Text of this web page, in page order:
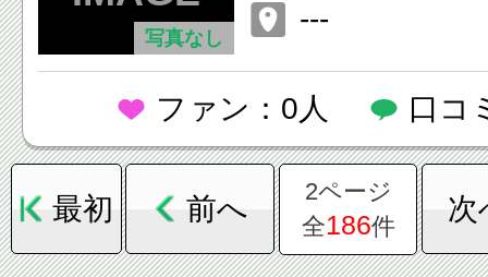
写真なし
---
ファン：0人 口コ
最初 前へ
2ページ
全186件
次